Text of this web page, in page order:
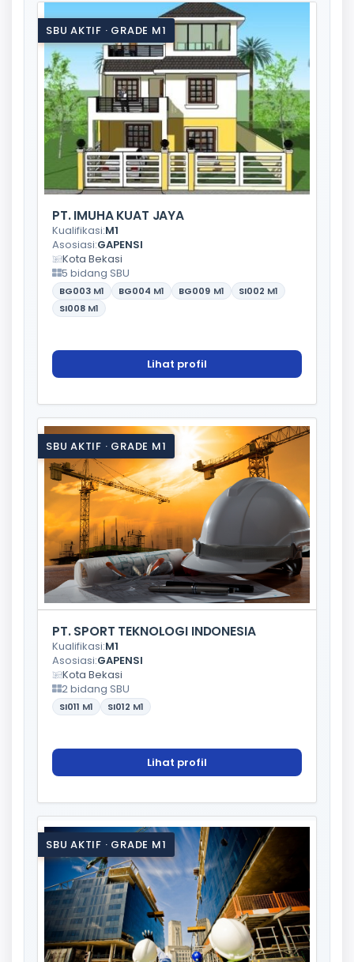
SBU AKTIF · GRADE M1
PT. IMUHA KUAT JAYA
Kualifikasi:M1
Asosiasi:GAPENSI
Kota Bekasi
5 bidang SBU
BG003 M1 BG004 M1 BG009 M1 SI002 M1
SI008 M1
Lihat profil
SBU AKTIF · GRADE M1
PT. SPORT TEKNOLOGI INDONESIA
Kualifikasi:M1
Asosiasi:GAPENSI
Kota Bekasi
2 bidang SBU
SI011 M1 SI012 M1
Lihat profil
SBU AKTIF · GRADE M1